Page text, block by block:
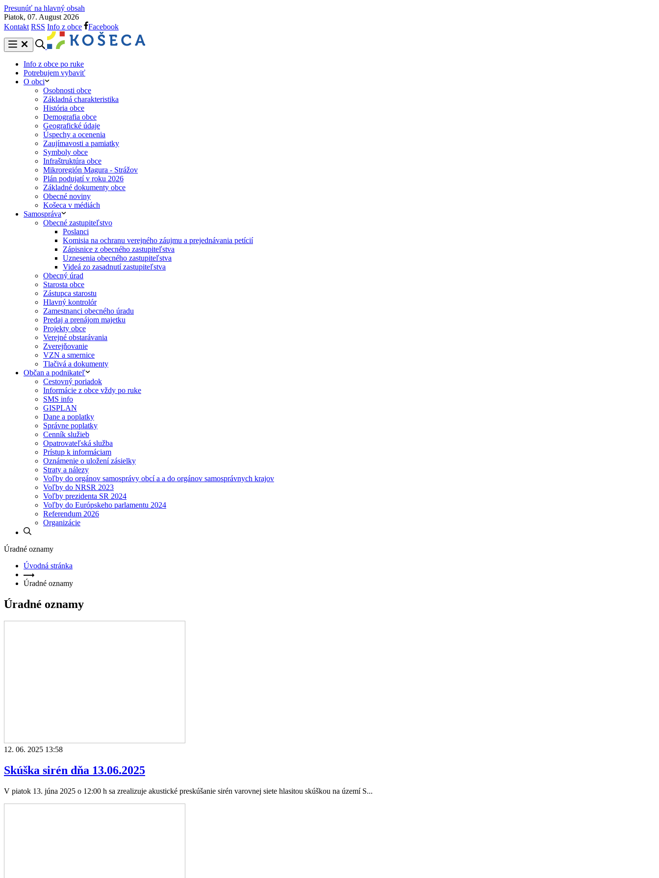
Presunúť na hlavný obsah
Piatok, 07. August 2026
Kontakt RSS Info z obce Facebook
Info z obce po ruke
Potrebujem vybaviť
O obci
Osobnosti obce
Základná charakteristika
História obce
Demografia obce
Geografické údaje
Úspechy a ocenenia
Zaujímavosti a pamiatky
Symboly obce
Infraštruktúra obce
Mikroregión Magura - Strážov
Plán podujatí v roku 2026
Základné dokumenty obce
Obecné noviny
Košeca v médiách
Samospráva
Obecné zastupiteľstvo
Poslanci
Komisia na ochranu verejného záujmu a prejednávania petícií
Zápisnice z obecného zastupiteľstva
Uznesenia obecného zastupiteľstva
Videá zo zasadnutí zastupiteľstva
Obecný úrad
Starosta obce
Zástupca starostu
Hlavný kontrolór
Zamestnanci obecného úradu
Predaj a prenájom majetku
Projekty obce
Verejné obstarávania
Zverejňovanie
VZN a smernice
Tlačivá a dokumenty
Občan a podnikateľ
Cestovný poriadok
Informácie z obce vždy po ruke
SMS info
GISPLAN
Dane a poplatky
Správne poplatky
Cenník služieb
Opatrovateľská služba
Prístup k informáciam
Oznámenie o uložení zásielky
Straty a nálezy
Voľby do orgánov samosprávy obcí a a do orgánov samosprávnych krajov
Voľby do NRSR 2023
Voľby prezidenta SR 2024
Voľby do Európskeho parlamentu 2024
Referendum 2026
Organizácie
Úradné oznamy
Úvodná stránka
Úradné oznamy
Úradné oznamy
12. 06. 2025 13:58
Skúška sirén dňa 13.06.2025
V piatok 13. júna 2025 o 12:00 h sa zrealizuje akustické preskúšanie sirén varovnej siete hlasitou skúškou na území S...